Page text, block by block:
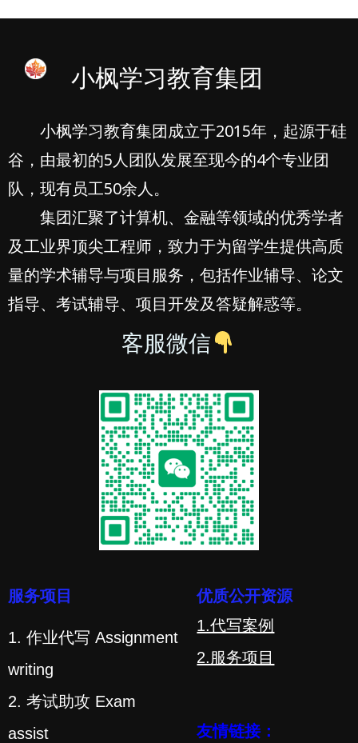
小枫学习教育集团
小枫学习教育集团成立于2015年，起源于硅
谷，由最初的5人团队发展至现今的4个专业团
队，现有员工50余人。
集团汇聚了计算机、金融等领域的优秀学者
及工业界顶尖工程师，致力于为留学生提供高质
量的学术辅导与项目服务，包括作业辅导、论文
指导、考试辅导、项目开发及答疑解惑等。
客服微信
服务项目
1. 作业代写 Assignment
writing
2. 考试助攻 Exam
assist
优质公开资源
1.代写案例
2.服务项目
友情链接：